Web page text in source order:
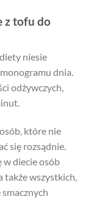
z tofu do
niesie
dnia.
odżywczych,
które nie
się rozsądnie.
diecie osób
także wszystkich,